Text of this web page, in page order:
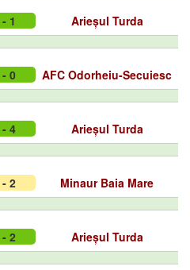
1 Arieșul Turda
- 0 AFC Odorheiu-Secuiesc
- 4 Arieșul Turda
2 Minaur Baia Mare
- 2 Arieșul Turda